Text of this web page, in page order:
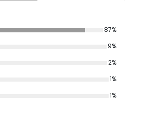
87%
9%
2%
1%
1%